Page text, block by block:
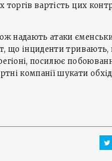
вартість цих
надають атаки
що інциденти
посилює
компанії шукати